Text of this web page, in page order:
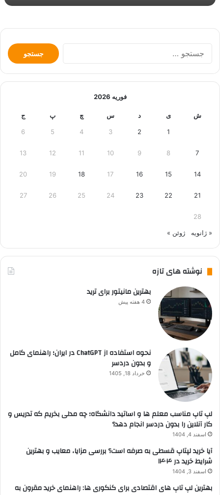
جستجو
برای:
فوریه 2026
ش ی د س چ پ ج
1
2
3
4
5
6
7
8
9
10
11
12
13
14
15
16
17
18
19
20
21
22
23
24
25
26
27
28
« ژانویه ژوئن »
نوشته های تازه
بهترین مانیتور برای ترید
4 هفته پیش
نحوه استفاده از ChatGPT در ایران؛ راهنمای کامل
و بدون دردسر
خرداد 18, 1405
لپ تاپ مناسب معلم ها و اساتید دانشگاه؛ چه مدلی بخریم که تدریس و
کار آنلاین را بدون دردسر انجام دهد؟
اسفند 4, 1404
آیا خرید لپتاپ قسطی به صرفه است؟ بررسی مزایا، معایب و بهترین
شرایط خرید در ۱۴۰۴
اسفند 3, 1404
بهترین لپ تاپ های اقتصادی برای کنکوری ها: راهنمای خرید مقرون به